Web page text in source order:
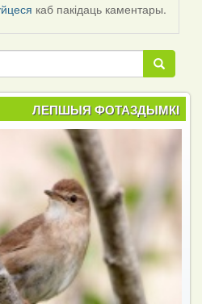
каб пакідаць каментары.
Пошук
Пошук
ЛЕПШЫЯ ФОТАЗДЫМКІ